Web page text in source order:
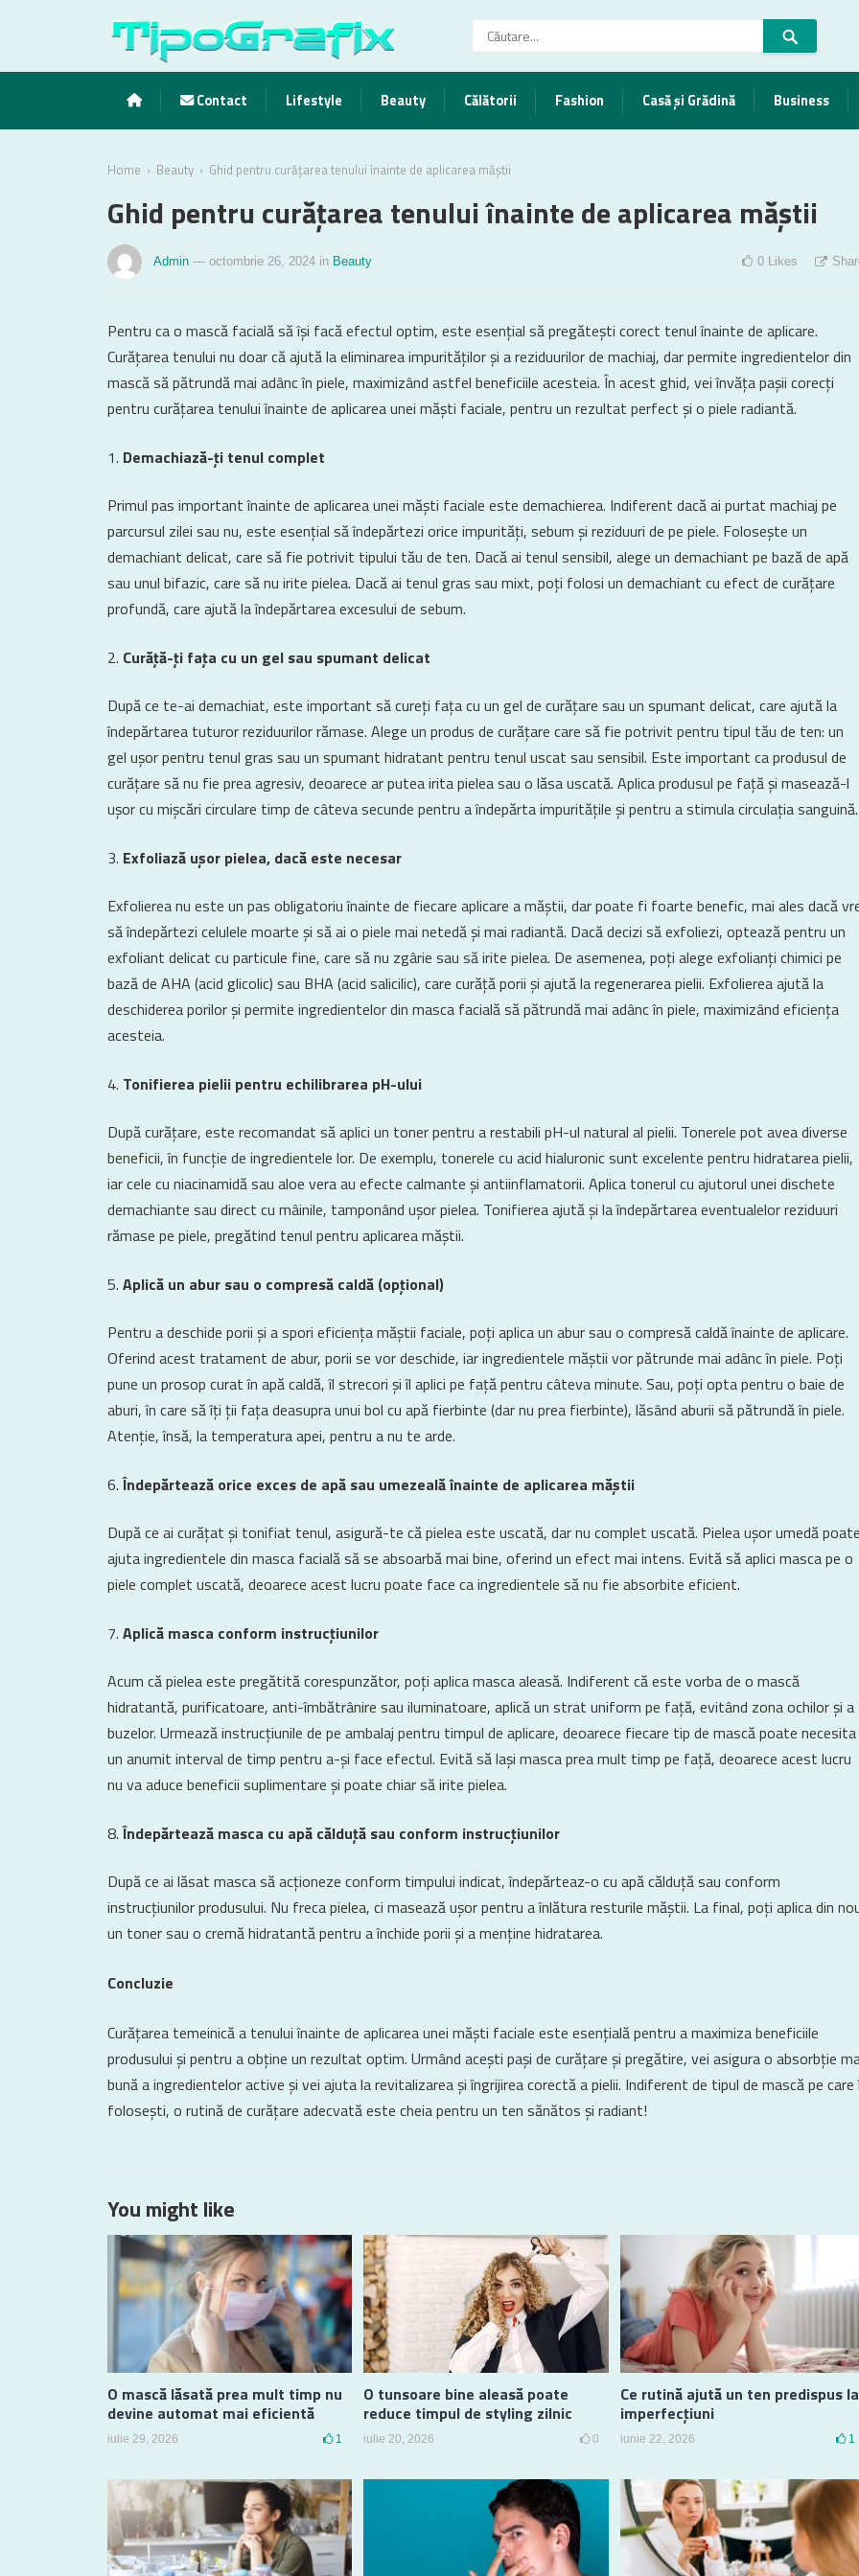
Contact Lifestyle Beauty Călătorii Fashion Casă și Grădină Business
Home › Beauty › Ghid pentru curățarea tenului înainte de aplicarea măștii
Ghid pentru curățarea tenului înainte de aplicarea măștii
Admin — octombrie 26, 2024 in Beauty 0 Likes
Pentru ca o mască facială să își facă efectul optim, este esențial să pregătești corect tenul înainte de aplicare.
Curățarea tenului nu doar că ajută la eliminarea impurităților și a reziduurilor de machiaj, dar permite ingredientelor din
mască să pătrundă mai adânc în piele, maximizând astfel beneficiile acesteia. În acest ghid, vei învăța pașii corecți
pentru curățarea tenului înainte de aplicarea unei măști faciale, pentru un rezultat perfect și o piele radiantă.
Demachiază-ți tenul complet
Primul pas important înainte de aplicarea unei măști faciale este demachierea. Indiferent dacă ai purtat machiaj pe
parcursul zilei sau nu, este esențial să îndepărtezi orice impurități, sebum și reziduuri de pe piele. Folosește un
demachiant delicat, care să fie potrivit tipului tău de ten. Dacă ai tenul sensibil, alege un demachiant pe bază de apă
sau unul bifazic, care să nu irite pielea. Dacă ai tenul gras sau mixt, poți folosi un demachiant cu efect de curățare
profundă, care ajută la îndepărtarea excesului de sebum.
Curăță-ți fața cu un gel sau spumant delicat
După ce te-ai demachiat, este important să cureți fața cu un gel de curățare sau un spumant delicat, care ajută la
îndepărtarea tuturor reziduurilor rămase. Alege un produs de curățare care să fie potrivit pentru tipul tău de ten: un
gel ușor pentru tenul gras sau un spumant hidratant pentru tenul uscat sau sensibil. Este important ca produsul de
curățare să nu fie prea agresiv, deoarece ar putea irita pielea sau o lăsa uscată. Aplica produsul pe față și masează-l
ușor cu mișcări circulare timp de câteva secunde pentru a îndepărta impuritățile și pentru a stimula circulația sanguină.
Exfoliază ușor pielea, dacă este necesar
Exfolierea nu este un pas obligatoriu înainte de fiecare aplicare a măștii, dar poate fi foarte benefic, mai ales dacă
să îndepărtezi celulele moarte și să ai o piele mai netedă și mai radiantă. Dacă decizi să exfoliezi, optează pentru un
exfoliant delicat cu particule fine, care să nu zgârie sau să irite pielea. De asemenea, poți alege exfolianți chimici pe
bază de AHA (acid glicolic) sau BHA (acid salicilic), care curăță porii și ajută la regenerarea pielii. Exfolierea ajută la
deschiderea porilor și permite ingredientelor din masca facială să pătrundă mai adânc în piele, maximizând eficiența
acesteia.
Tonifierea pielii pentru echilibrarea pH-ului
După curățare, este recomandat să aplici un toner pentru a restabili pH-ul natural al pielii. Tonerele pot avea diverse
beneficii, în funcție de ingredientele lor. De exemplu, tonerele cu acid hialuronic sunt excelente pentru hidratarea pielii,
iar cele cu niacinamidă sau aloe vera au efecte calmante și antiinflamatorii. Aplica tonerul cu ajutorul unei dischete
demachiante sau direct cu mâinile, tamponând ușor pielea. Tonifierea ajută și la îndepărtarea eventualelor reziduuri
rămase pe piele, pregătind tenul pentru aplicarea măștii.
Aplică un abur sau o compresă caldă (opțional)
Pentru a deschide porii și a spori eficiența măștii faciale, poți aplica un abur sau o compresă caldă înainte de aplicare.
Oferind acest tratament de abur, porii se vor deschide, iar ingredientele măștii vor pătrunde mai adânc în piele. Poți
pune un prosop curat în apă caldă, îl strecori și îl aplici pe față pentru câteva minute. Sau, poți opta pentru o baie de
aburi, în care să îți ții fața deasupra unui bol cu apă fierbinte (dar nu prea fierbinte), lăsând aburii să pătrundă în piele.
Atenție, însă, la temperatura apei, pentru a nu te arde.
Îndepărtează orice exces de apă sau umezeală înainte de aplicarea măștii
După ce ai curățat și tonifiat tenul, asigură-te că pielea este uscată, dar nu complet uscată. Pielea ușor umedă
ajuta ingredientele din masca facială să se absoarbă mai bine, oferind un efect mai intens. Evită să aplici masca pe o
piele complet uscată, deoarece acest lucru poate face ca ingredientele să nu fie absorbite eficient.
Aplică masca conform instrucțiunilor
Acum că pielea este pregătită corespunzător, poți aplica masca aleasă. Indiferent că este vorba de o mască
hidratantă, purificatoare, anti-îmbătrânire sau iluminatoare, aplică un strat uniform pe față, evitând zona ochilor și a
buzelor. Urmează instrucțiunile de pe ambalaj pentru timpul de aplicare, deoarece fiecare tip de mască poate necesita
un anumit interval de timp pentru a-și face efectul. Evită să lași masca prea mult timp pe față, deoarece acest lucru
nu va aduce beneficii suplimentare și poate chiar să irite pielea.
Îndepărtează masca cu apă călduță sau conform instrucțiunilor
După ce ai lăsat masca să acționeze conform timpului indicat, îndepărteaz-o cu apă călduță sau conform
instrucțiunilor produsului. Nu freca pielea, ci masează ușor pentru a înlătura resturile măștii. La final, poți aplica din
un toner sau o cremă hidratantă pentru a închide porii și a menține hidratarea.
Concluzie
Curățarea temeinică a tenului înainte de aplicarea unei măști faciale este esențială pentru a maximiza beneficiile
produsului și pentru a obține un rezultat optim. Urmând acești pași de curățare și pregătire, vei asigura o absorbție
bună a ingredientelor active și vei ajuta la revitalizarea și îngrijirea corectă a pielii. Indiferent de tipul de mască pe care
folosești, o rutină de curățare adecvată este cheia pentru un ten sănătos și radiant!
You might like
O mască lăsată prea mult timp nu
devine automat mai eficientă
iulie 29, 2026 1
O tunsoare bine aleasă poate
reduce timpul de styling zilnic
iulie 20, 2026 0
Ce rutină ajută un ten predispus la
imperfecțiuni
iunie 22, 2026 1